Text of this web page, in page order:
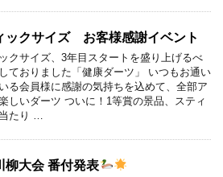
ックサイズ お客様感謝イベント
クサイズ、3年目スタートを盛り上げるべ
ておりました「健康ダーツ」 いつもお通い
る会員様に感謝の気持ちを込めて、全部ア
しいダーツ ついに！1等賞の景品、スティ
たり …
柳大会 番付発表